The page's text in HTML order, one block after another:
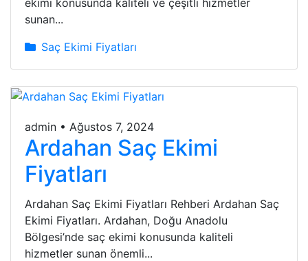
ekimi konusunda kaliteli ve çeşitli hizmetler
sunan...
Saç Ekimi Fiyatları
admin • Ağustos 7, 2024
Ardahan Saç Ekimi
Fiyatları
Ardahan Saç Ekimi Fiyatları Rehberi Ardahan Saç
Ekimi Fiyatları. Ardahan, Doğu Anadolu
Bölgesi’nde saç ekimi konusunda kaliteli
hizmetler sunan önemli...